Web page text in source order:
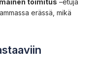
erässä, mikä